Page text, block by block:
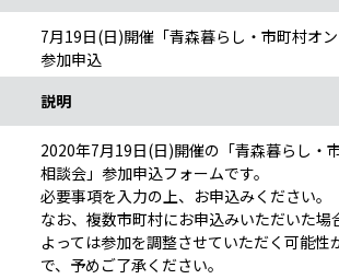
7月19日(日)開催「青森暮らし・市町村オン
参加申込
説明
2020年7月19日(日)開催の「青森暮らし・
相談会」参加申込フォームです。
必要事項を入力の上、お申込みください。
なお、複数市町村にお申込みいただいた場
よっては参加を調整させていただく可能性
で、予めご了承ください。